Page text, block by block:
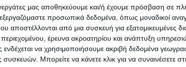
μας αποθηκεύουμε και/ή έχουμε πρόσβαση σε
προσωπικά δεδομένα, όπως μοναδικοί
αποστέλλονται από μια συσκευή για εξατομικευμένες
περιεχομένου, έρευνα ακροατηρίου και ανάπτυξη
ενδέχεται να χρησιμοποιήσουμε ακριβή δεδομένα
Μπορείτε να κάνετε κλικ για να συναινέσετε